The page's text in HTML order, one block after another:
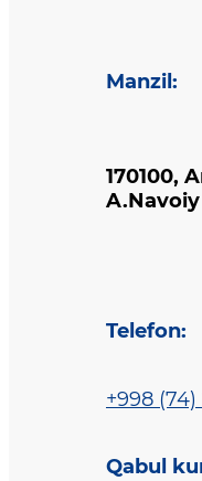
Manzil :
170100,
A.Navoiy
Telefon:
+998 (74)
Qabul